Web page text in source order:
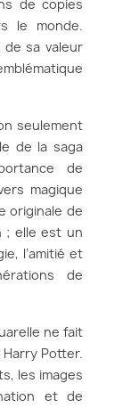
de copies
le monde.
de sa valeur
seulement
de la saga
de
magique
originale de
; elle est un
l’amitié et
de
ne fait
Harry Potter.
les images
et de